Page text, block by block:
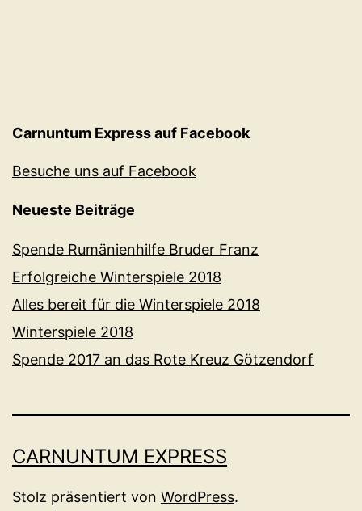
Carnuntum Express auf Facebook
Besuche uns auf Facebook
Neueste Beiträge
Spende Rumänienhilfe Bruder Franz
Erfolgreiche Winterspiele 2018
Alles bereit für die Winterspiele 2018
Winterspiele 2018
Spende 2017 an das Rote Kreuz Götzendorf
CARNUNTUM EXPRESS
Stolz präsentiert von WordPress.